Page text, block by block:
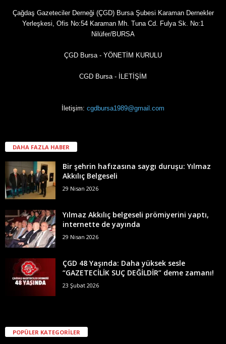
Çağdaş Gazeteciler Derneği (ÇGD) Bursa Şubesi Karaman Dernekler
Yerleşkesi, Ofis No:54 Karaman Mh. Tuna Cd. Fulya Sk. No:1
Nilüfer/BURSA
ÇGD Bursa - YÖNETİM KURULU
CGD Bursa - İLETİŞİM
İletişim: cgdbursa1989@gmail.com
DAHA FAZLA HABER
Bir şehrin hafızasına saygı duruşu: Yılmaz
Akkılıç Belgeseli
29 Nisan 2026
Yılmaz Akkılıç belgeseli prömiyerini yaptı,
internette de yayında
29 Nisan 2026
ÇGD 48 Yaşında: Daha yüksek sesle
“GAZETECİLİK SUÇ DEĞİLDİR” deme zamanı!
23 Şubat 2026
POPÜLER KATEGORİLER